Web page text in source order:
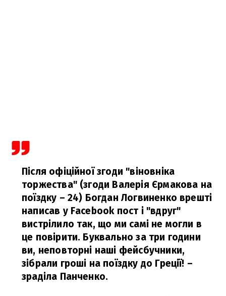
Після офіційної згоди "віновніка
торжества" (згоди Валерія Єрмакова на
поїздку – 24) Богдан Логвиненко врешті
написав у Facebook пост і "вдруг"
вистрілило так, що ми самі не могли в
це повірити. Буквально за три години
ви, неповторні наші фейсбучники,
зібрали гроші на поїздку до Греції! –
зраділа Панченко.